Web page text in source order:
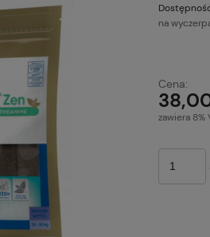
na
płatności
Cena:
zawiera 8%